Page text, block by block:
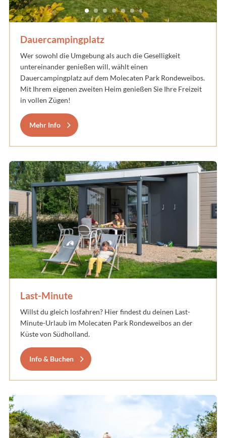
Dauercampingplatz
Wer sowohl die Umgebung als auch die Geselligkeit
untereinander genießen will, wählt einen
Dauercampingplatz auf dem Molecaten Park Rondeweibos.
Mit Ihrem eigenen zweiten Heim genießen Sie Ihre Freizeit
in vollen Zügen!
Mehr Info
Last-Minute
Willst du gleich losfahren? Hier findest du deinen Last-
Minute-Urlaub im Molecaten Park Rondeweibos an der
Küste von Südholland.
Info & Buchen